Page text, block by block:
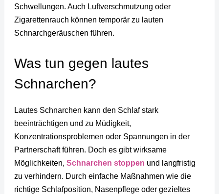
Schwellungen. Auch Luftverschmutzung oder
Zigarettenrauch können temporär zu lauten
Schnarchgeräuschen führen.
Was tun gegen lautes
Schnarchen?
Lautes Schnarchen kann den Schlaf stark
beeinträchtigen und zu Müdigkeit,
Konzentrationsproblemen oder Spannungen in der
Partnerschaft führen. Doch es gibt wirksame
Möglichkeiten, Schnarchen stoppen und langfristig
zu verhindern. Durch einfache Maßnahmen wie die
richtige Schlafposition, Nasenpflege oder gezieltes